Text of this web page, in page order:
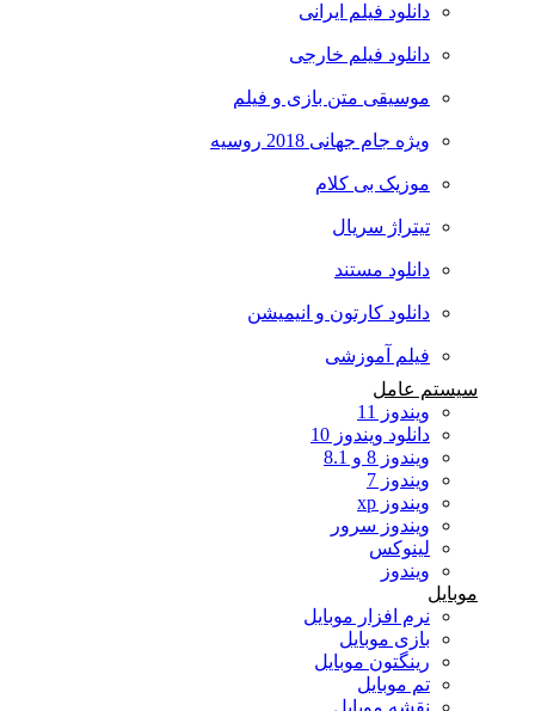
دانلود فیلم ایرانی
دانلود فیلم خارجی
موسیقی متن بازی و فیلم
ویژه جام جهانی 2018 روسیه
موزیک بی کلام
تیتراژ سریال
دانلود مستند
دانلود کارتون و انیمیشن
فیلم آموزشی
سیستم عامل
ویندوز 11
دانلود ویندوز 10
ویندوز 8 و 8.1
ویندوز 7
ویندوز xp
ویندوز سرور
لینوکس
ویندوز
موبایل
نرم افزار موبایل
بازی موبایل
رینگتون موبایل
تم موبایل
نقشه موبایل